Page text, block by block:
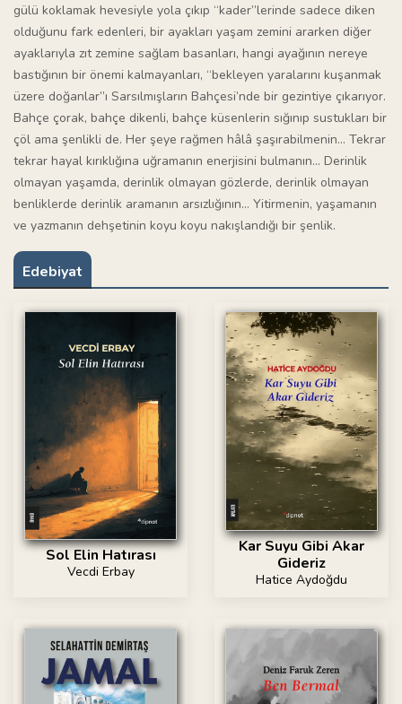
gülü koklamak hevesiyle yola çıkıp “kader”lerinde sadece diken
olduğunu fark edenleri, bir ayakları yaşam zemini ararken diğer
ayaklarıyla zıt zemine sağlam basanları, hangi ayağının nereye
bastığının bir önemi kalmayanları, “bekleyen yaralarını kuşanmak
üzere doğanlar”ı Sarsılmışların Bahçesi’nde bir gezintiye çıkarıyor.
Bahçe çorak, bahçe dikenli, bahçe küsenlerin sığınıp sustukları bir
çöl ama şenlikli de. Her şeye rağmen hâlâ şaşırabilmenin… Tekrar
tekrar hayal kırıklığına uğramanın enerjisini bulmanın… Derinlik
olmayan yaşamda, derinlik olmayan gözlerde, derinlik olmayan
benliklerde derinlik aramanın arsızlığının… Yitirmenin, yaşamanın
ve yazmanın dehşetinin koyu koyu nakışlandığı bir şenlik.
Edebiyat
Sol Elin Hatırası
Vecdi Erbay
Kar Suyu Gibi Akar
Gideriz
Hatice Aydoğdu